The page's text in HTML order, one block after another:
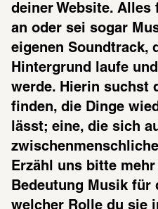
deiner Website.
an oder sei sogar
eigenen Soundtrack,
Hintergrund laufe
werde. Hierin suchst
finden, die Dinge
lässt; eine, die sich
Erzähl uns bitte
Bedeutung Musik für
welcher Rolle du sie